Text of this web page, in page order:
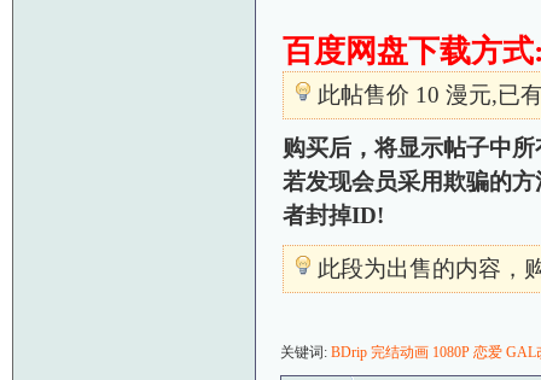
百度网盘下载方
此帖售价 10 漫元,已
购买后，将显示帖子中
若发现会员采用欺骗的
者封掉ID!
此段为出售的内容，
关键词: BDrip 完结动画 1080P 恋爱 GAL